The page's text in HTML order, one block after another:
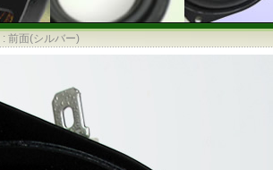
: 前面(シルバー)